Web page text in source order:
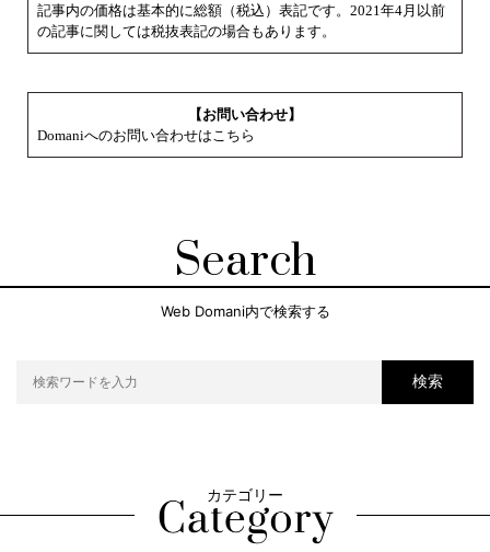
記事内の価格は基本的に総額（税込）表記です。2021年4月以前
の記事に関しては税抜表記の場合もあります。
【お問い合わせ】
Domaniへのお問い合わせはこちら
Search
Web Domani内で検索する
検索
カテゴリー